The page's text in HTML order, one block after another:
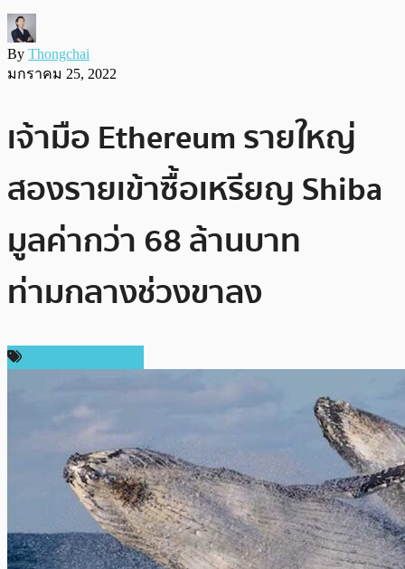
By Thongchai
มกราคม 25, 2022
เจ้ามือ Ethereum รายใหญ่
สองรายเข้าซื้อเหรียญ Shiba
มูลค่ากว่า 68 ล้านบาท
ท่ามกลางช่วงขาลง